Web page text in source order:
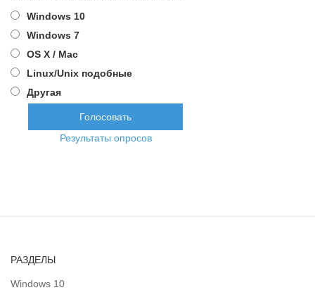
Windows 10
Windows 7
OS X / Mac
Linux/Unix подобные
Другая
Результаты опросов
РАЗДЕЛЫ
Windows 10